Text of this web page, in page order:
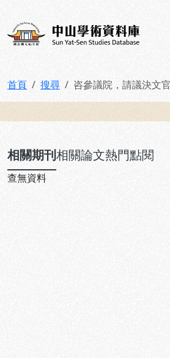
中山學術資料庫
首頁 搜尋 咨參議院，請議決文
相關期刊相關論文熱門點閱
查無資料